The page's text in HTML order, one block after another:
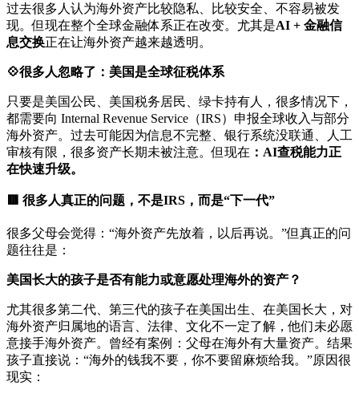
过去很多人认为海外资产比较隐私、比较安全、不容易被发
现。但现在整个全球金融体系正在改变。尤其是AI + 金融信
息交换正在让海外资产越来越透明。
💠很多人忽略了：美国是全球征税体系
只要是美国公民、美国税务居民、绿卡持有人，很多情况下，
都需要向 Internal Revenue Service（IRS）申报全球收入与部分
海外资产。过去可能因为信息不完整、银行系统没联通、人工
审核有限，很多资产长期未被注意。但现在 ：AI查税能力正
在快速升级。
🟥 很多人真正的问题，不是IRS，而是“下一代”
很多父母会觉得：“海外资产先放着，以后再说。”但真正的问
题往往是：
美国长大的孩子是否有能力或意愿处理海外的资产？
尤其很多第二代、第三代的孩子在美国出生、在美国长大，对
海外资产归属地的语言、法律、文化不一定了解，他们未必愿
意接手海外资产。曾经有案例：父母在海外有大量资产。结果
孩子直接说：“海外的钱我不要，你不要留麻烦给我。”原因很
现实：